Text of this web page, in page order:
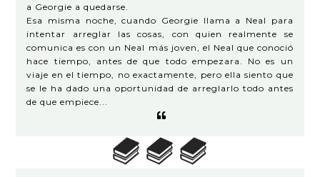
a Georgie a quedarse.
Esa misma noche, cuando Georgie llama a Neal para
intentar arreglar las cosas, con quien realmente se
comunica es con un Neal más joven, el Neal que conoció
hace tiempo, antes de que todo empezara. No es un
viaje en el tiempo, no exactamente, pero ella siento que
se le ha dado una oportunidad de arreglarlo todo antes
de que empiece...